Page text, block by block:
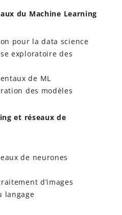
du Machine Learning
pour la data science
exploratoire des
de ML
des modèles
et réseaux de
de neurones
d’images
langage